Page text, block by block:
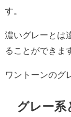
す。
濃いグレーとは
ることができま
ワントーンのグ
グレー系